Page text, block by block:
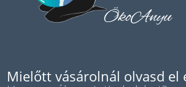
ÖkoAnyu
Mielőtt vásárolnál olvasd el